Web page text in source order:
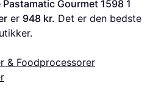
Pastamatic Gourmet 1598 1
er 948 kr. Det er den bedste
& Foodprocessorer